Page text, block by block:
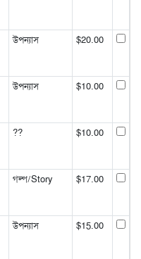
উপন্যাস $20.00
উপন্যাস $10.00
?? $10.00
গল্প/Story $17.00
উপন্যাস $15.00